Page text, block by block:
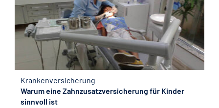
Krankenversicherung
Warum eine Zahnzusatzversicherung für Kinder
sinnvoll ist